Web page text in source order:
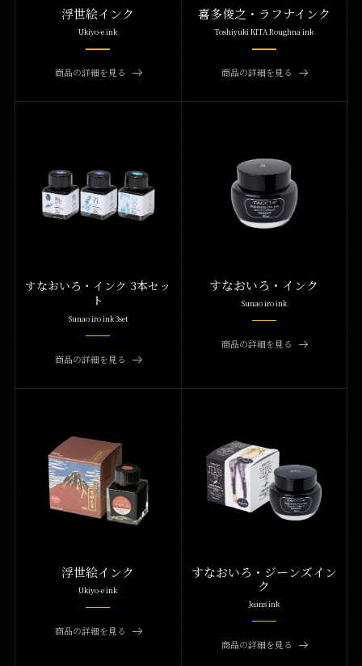
浮世絵インク
Ukiyo-e ink
商品の詳細を見る
喜多俊之・ラフナインク
Toshiyuki KITA Roughna ink
商品の詳細を見る
すなおいろ・インク 3本セッ
ト
Sunao iro ink 3set
商品の詳細を見る
すなおいろ・インク
Sunao iro ink
商品の詳細を見る
浮世絵インク
Ukiyo-e ink
商品の詳細を見る
すなおいろ・ジーンズイン
ク
Jeans ink
商品の詳細を見る